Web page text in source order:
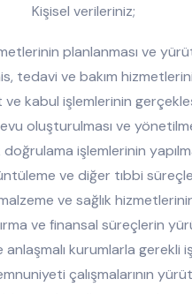
Kişisel verileriniz;
planlanması ve
tedavi ve bakım
ve kabul işlemlerinin
oluşturulması ve
doğrulama işlemlerinin
ve diğer tıbbi
ve sağlık
ve finansal süreçlerin
anlaşmalı kurumlarla
çalışmalarının